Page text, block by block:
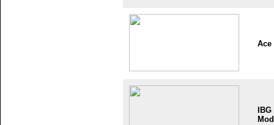
Ace
IBG